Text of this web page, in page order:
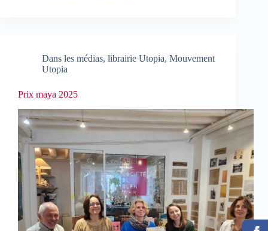
Dans les médias, librairie Utopia, Mouvement
Utopia
Prix maya 2025